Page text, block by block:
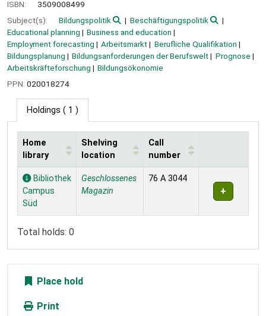
ISBN:
3509008499
Subject(s):
Bildungspolitik
Beschäftigungspolitik
Educational planning
Business and education
Employment forecasting
Arbeitsmarkt
Berufliche Qualifikation
Bildungsplanung
Bildungsanforderungen der Berufswelt
Prognose
Arbeitskräfteforschung
Bildungsökonomie
PPN: 020018274
Holdings ( 1 )
Holdings
Home
library
Shelving
location
Call
number
Bibliothek
Campus
Süd
Geschlossenes
Magazin
76 A 3044
Total holds: 0
Place hold
Print